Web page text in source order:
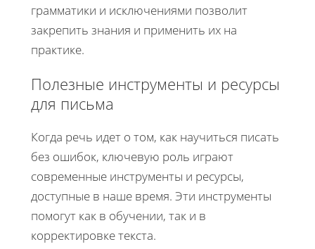
грамматики и исключениями позволит
закрепить знания и применить их на
практике.
Полезные инструменты и ресурсы
для письма
Когда речь идет о том, как научиться писать
без ошибок, ключевую роль играют
современные инструменты и ресурсы,
доступные в наше время. Эти инструменты
помогут как в обучении, так и в
корректировке текста.